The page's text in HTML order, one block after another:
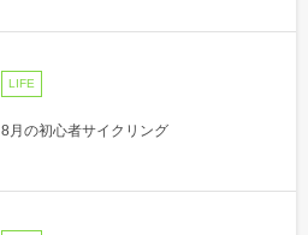
LIFE
8月の初心者サイクリング